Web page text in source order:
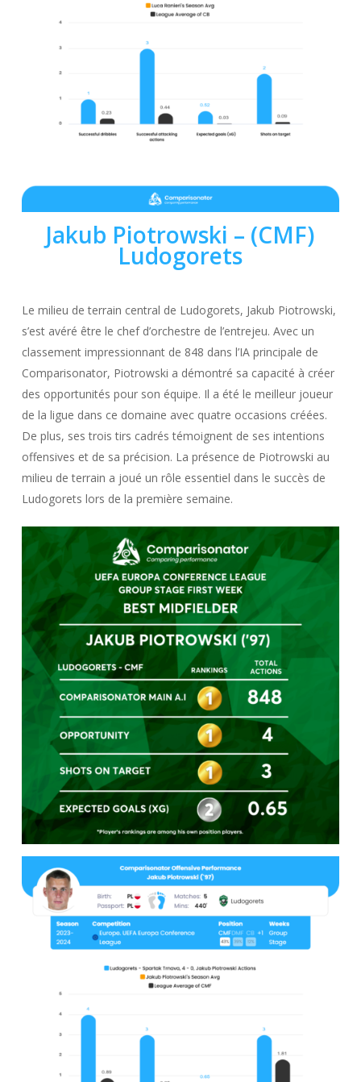
Jakub Piotrowski – (CMF)
Ludogorets
Le milieu de terrain central de Ludogorets, Jakub Piotrowski,
s’est avéré être le chef d’orchestre de l’entrejeu. Avec un
classement impressionnant de 848 dans l’IA principale de
Comparisonator, Piotrowski a démontré sa capacité à créer
des opportunités pour son équipe. Il a été le meilleur joueur
de la ligue dans ce domaine avec quatre occasions créées.
De plus, ses trois tirs cadrés témoignent de ses intentions
offensives et de sa précision. La présence de Piotrowski au
milieu de terrain a joué un rôle essentiel dans le succès de
Ludogorets lors de la première semaine.